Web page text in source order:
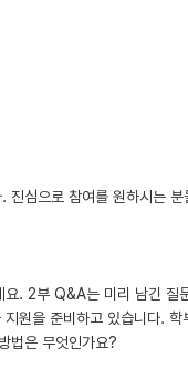
심으로 참여를 원하시는
. 2부 Q&A는 미리 남긴 질
을 준비하고 있습니다.
법은 무엇인가요?